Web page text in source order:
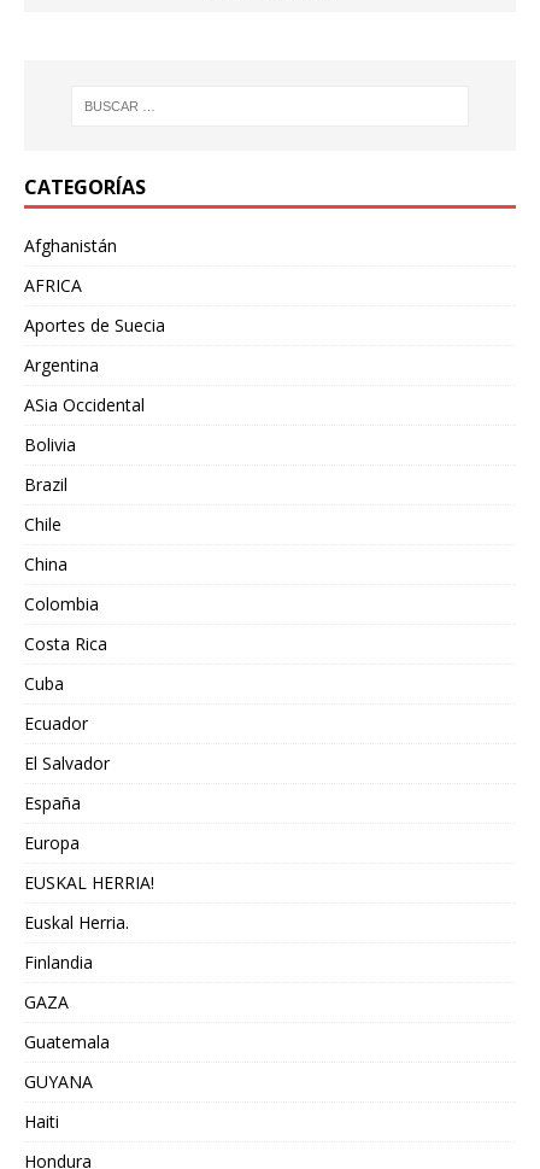
CATEGORÍAS
Afghanistán
AFRICA
Aportes de Suecia
Argentina
ASia Occidental
Bolivia
Brazil
Chile
China
Colombia
Costa Rica
Cuba
Ecuador
El Salvador
España
Europa
EUSKAL HERRIA!
Euskal Herria.
Finlandia
GAZA
Guatemala
GUYANA
Haiti
Hondura